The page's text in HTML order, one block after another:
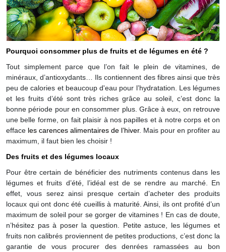
Pourquoi consommer plus de fruits et de légumes en été ?
Tout simplement parce que l’on fait le plein de vitamines, de
minéraux, d’antioxydants… Ils contiennent des fibres ainsi que très
peu de calories et beaucoup d'eau pour l’hydratation. Les légumes
et les fruits d’été sont très riches grâce au soleil, c’est donc la
bonne période pour en consommer plus. Grâce à eux, on retrouve
une belle forme, on fait plaisir à nos papilles et à notre corps et on
efface les carences alimentaires de l’hiver. Mais pour en profiter au
maximum, il faut bien les choisir !
Des fruits et des légumes locaux
Pour être certain de bénéficier des nutriments contenus dans les
légumes et fruits d’été, l’idéal est de se rendre au marché. En
effet, vous serez ainsi presque certain d’acheter des produits
locaux qui ont donc été cueillis à maturité. Ainsi, ils ont profité d’un
maximum de soleil pour se gorger de vitamines ! En cas de doute,
n’hésitez pas à poser la question. Petite astuce, les légumes et
fruits non calibrés proviennent de petites productions, c’est donc la
garantie de vous procurer des denrées ramassées au bon